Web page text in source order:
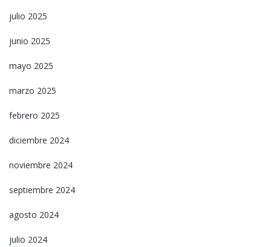
julio 2025
junio 2025
mayo 2025
marzo 2025
febrero 2025
diciembre 2024
noviembre 2024
septiembre 2024
agosto 2024
julio 2024